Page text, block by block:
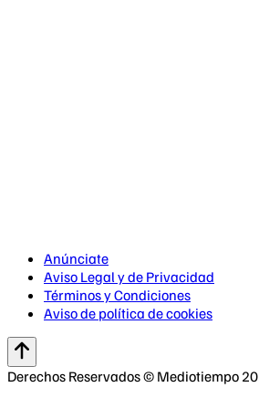
Anúnciate
Aviso Legal y de Privacidad
Términos y Condiciones
Aviso de política de cookies
Derechos Reservados © Mediotiempo